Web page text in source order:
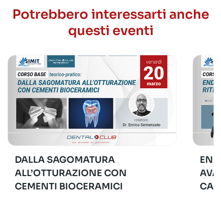
Potrebbero interessarti anche
questi eventi
DALLA SAGOMATURA
ALL’OTTURAZIONE CON
CEMENTI BIOCERAMICI